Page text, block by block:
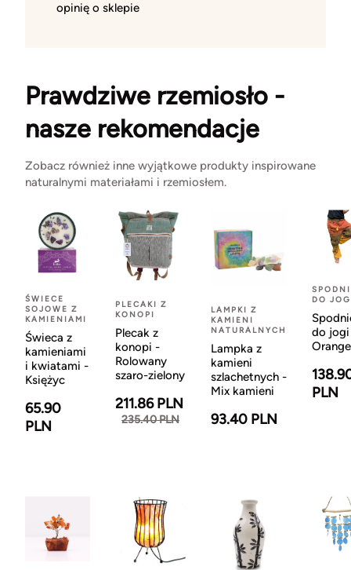
opinię o sklepie
Prawdziwe rzemiosło -
nasze rekomendacje
Zobacz również inne wyjątkowe produkty inspirowane
naturalnymi materiałami i rzemiosłem.
ŚWIECE
SOJOWE Z
KAMIENIAMI
Świeca z
kamieniami
i kwiatami -
Księżyc
65.90
PLN
PLECAKI Z
KONOPI
Plecak z
konopi -
Rolowany
szaro-zielony
211.86 PLN
235.40 PLN
LAMPKI Z
KAMIENI
NATURALNYCH
Lampka z
kamieni
szlachetnych -
Mix kamieni
93.40 PLN
DO
do
Orange
PLN